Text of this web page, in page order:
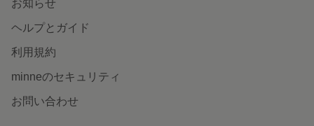
お知らせ
ヘルプとガイド
利用規約
minneのセキュリティ
お問い合わせ